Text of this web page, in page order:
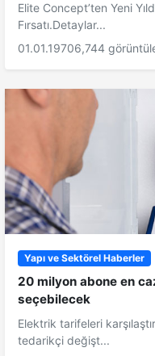
Elite Concept’ten Yeni
Fırsatı.Detaylar...
01.01.19706,744
Yapı ve Sektörel Haberler
20 milyon abone en
seçebilecek
Elektrik tarifeleri
tedarikçi değişt...